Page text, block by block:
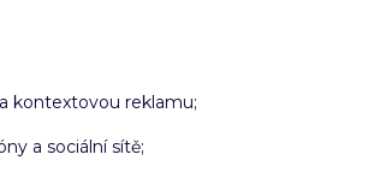
kontextovou reklamu;
a sociální sítě;